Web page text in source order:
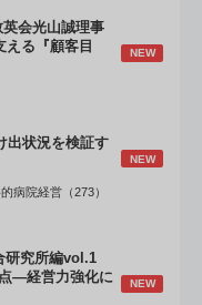
会光山誠理事
る『顧客目
NEW
出状況を検証す
NEW
病院経営（273）
研究所編vol.1
―経営力強化に
NEW